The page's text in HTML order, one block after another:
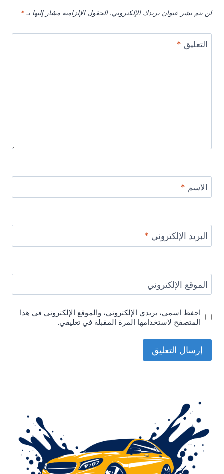
لن يتم نشر عنوان بريدك الإلكتروني. الحقول الإلزامية مشار إليها بـ *
التعليق *
الاسم *
البريد الإلكتروني *
الموقع الإلكتروني
احفظ اسمي، بريدي الإلكتروني، والموقع الإلكتروني في هذا
المتصفح لاستخدامها المرة المقبلة في تعليقي.